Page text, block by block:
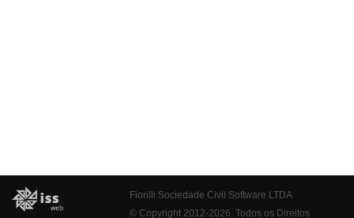
Fiorilli Sociedade Civil Software LTDA
© Copyright 2012-2026. Todos os Direitos